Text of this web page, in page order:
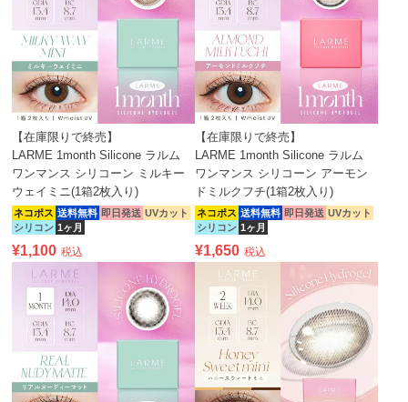
【在庫限りで終売】
LARME 1month Silicone ラルム
ワンマンス シリコーン ミルキー
ウェイミニ(1箱2枚入り)
ネコポス 送料無料 即日発送 UVカット
シリコン 1ヶ月
¥1,100 税込
【在庫限りで終売】
LARME 1month Silicone ラルム
ワンマンス シリコーン アーモン
ドミルクフチ(1箱2枚入り)
ネコポス 送料無料 即日発送 UVカット
シリコン 1ヶ月
¥1,650 税込